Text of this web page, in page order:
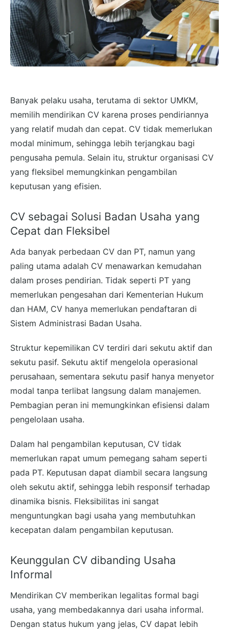
Banyak pelaku usaha, terutama di sektor UMKM,
memilih mendirikan CV karena proses pendiriannya
yang relatif mudah dan cepat. CV tidak memerlukan
modal minimum, sehingga lebih terjangkau bagi
pengusaha pemula. Selain itu, struktur organisasi CV
yang fleksibel memungkinkan pengambilan
keputusan yang efisien.
CV sebagai Solusi Badan Usaha yang
Cepat dan Fleksibel
Ada banyak perbedaan CV dan PT, namun yang
paling utama adalah CV menawarkan kemudahan
dalam proses pendirian. Tidak seperti PT yang
memerlukan pengesahan dari Kementerian Hukum
dan HAM, CV hanya memerlukan pendaftaran di
Sistem Administrasi Badan Usaha.
Struktur kepemilikan CV terdiri dari sekutu aktif dan
sekutu pasif. Sekutu aktif mengelola operasional
perusahaan, sementara sekutu pasif hanya menyetor
modal tanpa terlibat langsung dalam manajemen.
Pembagian peran ini memungkinkan efisiensi dalam
pengelolaan usaha.
Dalam hal pengambilan keputusan, CV tidak
memerlukan rapat umum pemegang saham seperti
pada PT. Keputusan dapat diambil secara langsung
oleh sekutu aktif, sehingga lebih responsif terhadap
dinamika bisnis. Fleksibilitas ini sangat
menguntungkan bagi usaha yang membutuhkan
kecepatan dalam pengambilan keputusan.
Keunggulan CV dibanding Usaha
Informal
Mendirikan CV memberikan legalitas formal bagi
usaha, yang membedakannya dari usaha informal.
Dengan status hukum yang jelas, CV dapat lebih